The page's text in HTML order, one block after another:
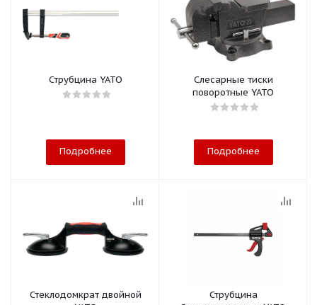
Струбцина YATO
Подробнее
Слесарные тиски
поворотные YATO
Подробнее
Стеклодомкрат двойной
Струбцина